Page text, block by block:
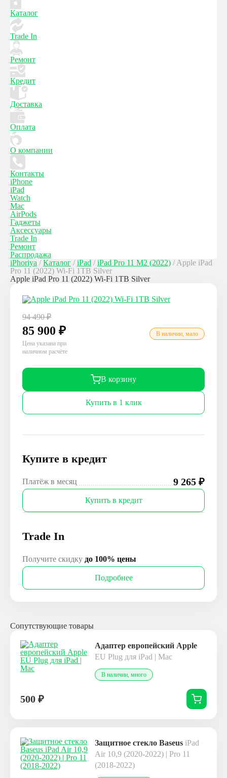
Каталог
Trade In
Ремонт
Кредит
Доставка
Оплата
О компании
Контакты
iPhone
iPad
Watch
Mac
AirPods
Гаджеты
Аксессуары
Trade In
Ремонт
Распродажа
iPhoriya / Каталог / iPad / iPad Pro 11 M2 (2022) / Apple iPad
Pro 11 (2022) Wi-Fi 1TB Silver
Apple iPad Pro 11 (2022) Wi-Fi 1TB Silver
94 490 ₽
85 900 ₽
Цена указана при
наличном расчёте
В наличии, мало
В корзину
Купить в 1 клик
Купите в кредит
Платёж в месяц 9 265 ₽
Купить в кредит
Trade In
Получите скидку до 100% цены
Подробнее
Сопутствующие товары
Адаптер европейский Apple
EU Plug для iPad | Mac
В наличии, много
500 ₽
Защитное стекло Baseus iPad
Air 10,9 (2020-2022) | Pro 11
(2018-2022)